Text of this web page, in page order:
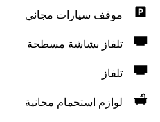
موقف سيارات مجاني
تلفاز بشاشة مسطحة
تلفاز
لوازم استحمام مجانية